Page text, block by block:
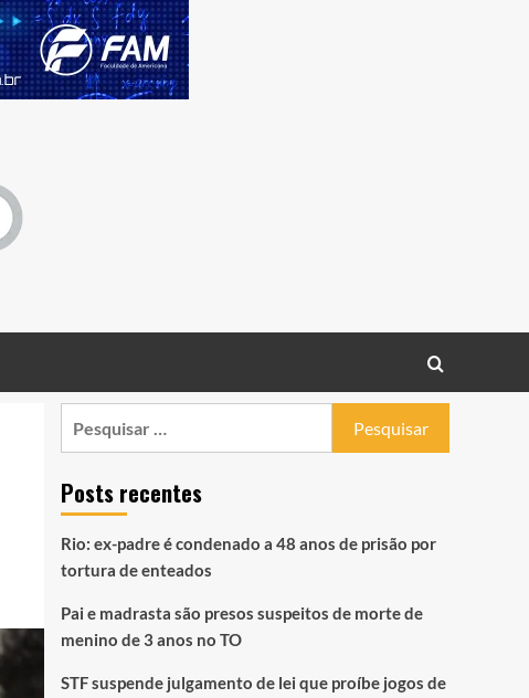
Posts recentes
Rio: ex-padre é condenado a 48 anos de prisão por
tortura de enteados
Pai e madrasta são presos suspeitos de morte de
menino de 3 anos no TO
STF suspende julgamento de lei que proíbe jogos de